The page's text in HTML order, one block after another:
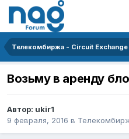
Телекомбиржа - Circuit Exchange
Возьму в аренду
Автор: ukir1
9 февраля, 2016 в